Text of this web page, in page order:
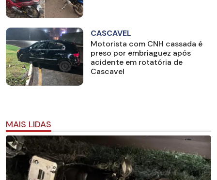
CASCAVEL
Motorista com CNH cassada é
preso por embriaguez após
acidente em rotatória de
Cascavel
MAIS LIDAS